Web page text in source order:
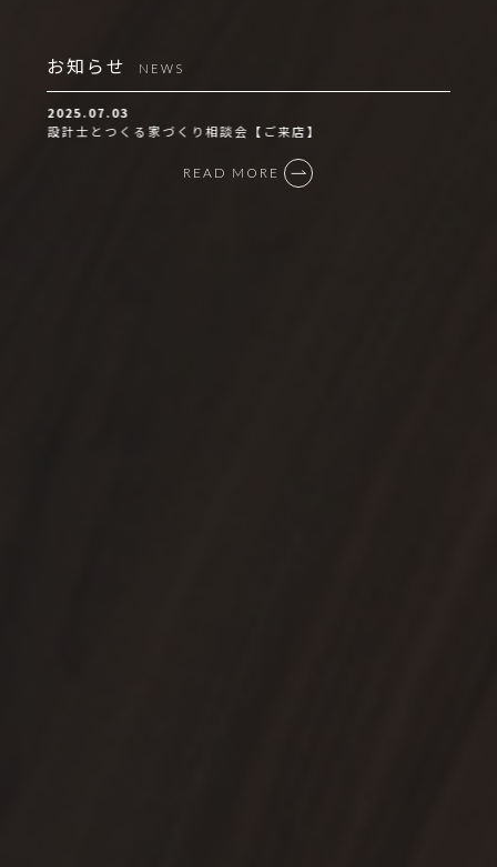
お知らせ NEWS
2025.07.03
設計士とつくる家づくり相談会【ご来店】
READ MORE